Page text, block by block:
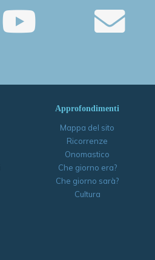
Approfondimenti
Mappa del sito
Ricorrenze
Onomastico
Che giorno era?
Che giorno sarà?
Cultura